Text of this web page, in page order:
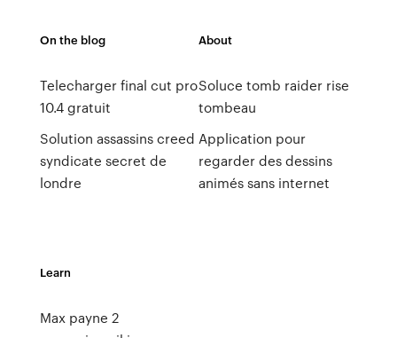
On the blog
Telecharger final cut pro
10.4 gratuit
Solution assassins creed
syndicate secret de
londre
About
Soluce tomb raider rise
tombeau
Application pour
regarder des dessins
animés sans internet
Learn
Max payne 2